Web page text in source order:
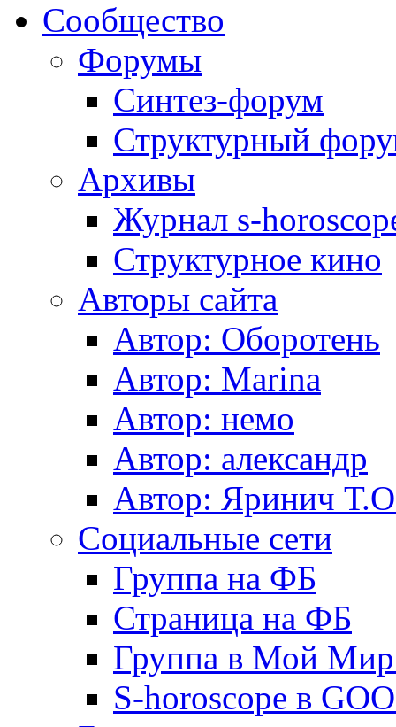
Сообщество
Форумы
Синтез-форум
Структурный
Архивы
Журнал s-
Структурное кино
Авторы сайта
Автор: Оборотень
Автор: Marina
Автор: немo
Автор: александр
Автор: Яринич
Социальные сети
Группа на ФБ
Страница на ФБ
Группа в Мой
S-horoscope в